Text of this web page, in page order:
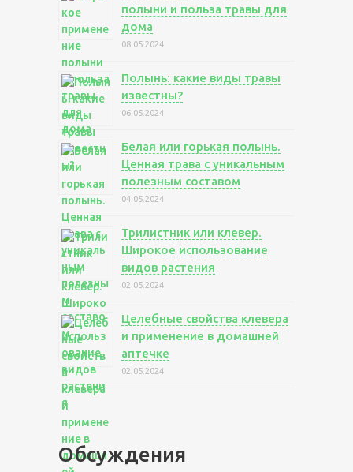
полыни и польза травы для
дома
08.05.2024
Полынь: какие виды травы
известны?
06.05.2024
Белая или горькая полынь.
Ценная трава с уникальным
полезным составом
04.05.2024
Трилистник или клевер.
Широкое использование
видов растения
02.05.2024
Целебные свойства клевера
и применение в домашней
аптечке
02.05.2024
Обсуждения